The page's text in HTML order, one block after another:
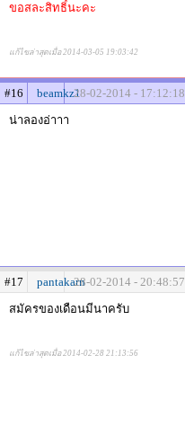
ขอสละสิทธิ์นะคะ
แก้ไขล่าสุดเมื่อ 2014-03-05 19:03:42
#16 beamkz128-02-2014 - 17:12:18
น่าลองอ่าาา
#17 pantakarn28-02-2014 - 20:48:57
สมัครของเดือนมีนาครับ
แก้ไขล่าสุดเมื่อ 2014-02-28 21:13:56